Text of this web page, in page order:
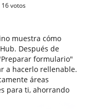
16votos
muestra cómo
Después de
formulario"
a hacerlo rellenable.
áreas
para ti, ahorrando